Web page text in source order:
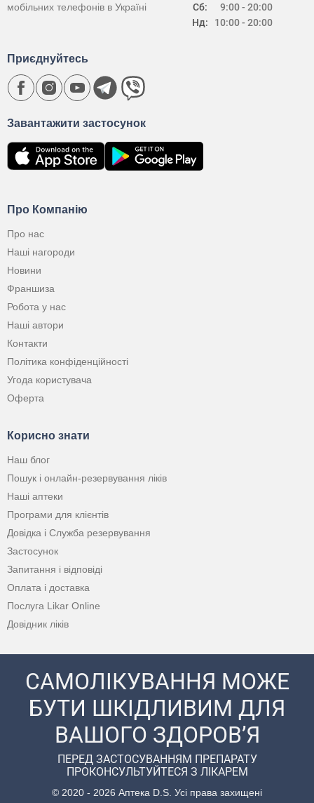
Сб:
Нд:
9:00 - 20:00
10:00 - 20:00
мобільних телефонів в Україні
Про Компанію
Про нас
Наші нагороди
Новини
Франшиза
Робота у нас
Наші автори
Контакти
Політика конфіденційності
Угода користувача
Оферта
Корисно знати
Наш блог
Пошук і онлайн-резервування ліків
Наші аптеки
Програми для клієнтів
Довідка і Служба резервування
Застосунок
Запитання і відповіді
Оплата і доставка
Послуга Likar Online
Довідник ліків
Завантажити застосунок
Приєднуйтесь
САМОЛІКУВАННЯ МОЖЕ
БУТИ ШКІДЛИВИМ ДЛЯ
ВАШОГО ЗДОРОВ’Я
ПЕРЕД ЗАСТОСУВАННЯМ ПРЕПАРАТУ
ПРОКОНСУЛЬТУЙТЕСЯ З ЛІКАРЕМ
© 2020 - 2026 Аптека D.S. Усі права захищені